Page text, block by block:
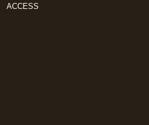
ACCESS